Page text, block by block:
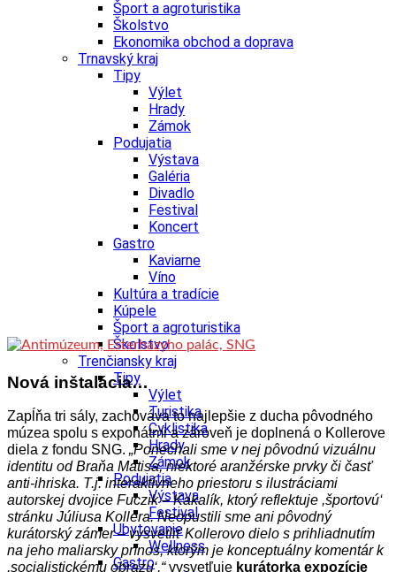
Šport a agroturistika
Školstvo
Ekonomika obchod a doprava
Trnavský kraj
Tipy
Výlet
Hrady
Zámok
Podujatia
Výstava
Galéria
Divadlo
Festival
Koncert
Gastro
Kaviarne
Víno
Kultúra a tradície
Kúpele
Šport a agroturistika
Školstvo
Trenčiansky kraj
Tipy
Výlet
Turistika
Cyklistika
Hrady
Zámok
Podujatia
Výstava
Festival
Ubytovanie
Wellness
Gastro
Nová inštalácia…
Zapĺňa tri sály, zachováva to najlepšie z ducha pôvodného
múzea spolu s exponátmi a zároveň je doplnená o Kollerove
diela z fondu SNG. „Ponechali sme v nej pôvodnú vizuálnu
identitu od Braňa Matisa, niektoré aranžérske prvky či časť
anti-ihriska. T.j. interaktívneho priestoru s ilustráciami
autorskej dvojice Fuczik – Kakalík, ktorý reflektuje ,športovú‘
stránku Júliusa Kollera. Neopustili sme ani pôvodný
kurátorský zámer – vysvetliť Kollerovo dielo s prihliadnutím
na jeho maliarsky prínos, ktorým je konceptuálny komentár k
,socialistickému obrazu‘,“vysvetľuje kurátorka expozície